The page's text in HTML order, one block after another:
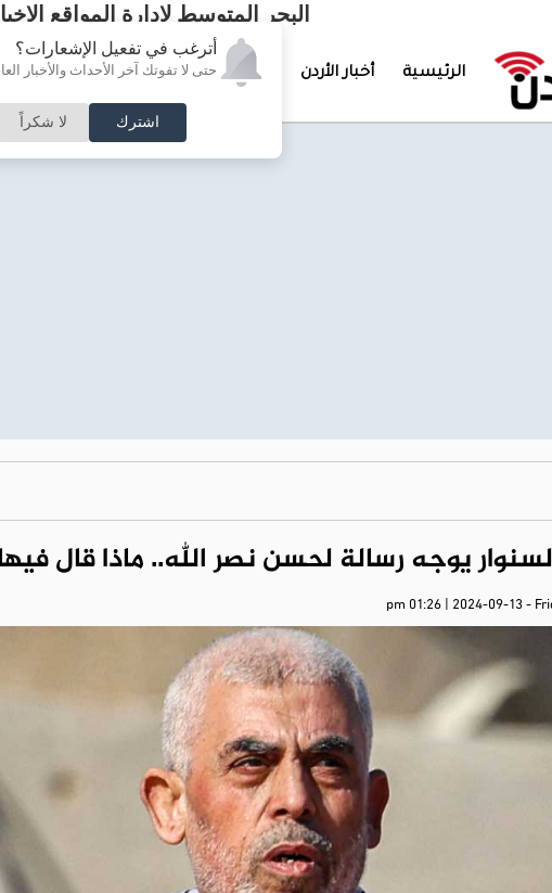
أترغب في تفعيل الإشعارات؟
حتى لا تفوتك آخر الأحداث والأخبار
اشترك لا شكراً
البحر المتوسط لإدارة المواقع
الرئيسية أخبار الأردن تغطيات خاصة لقاء الأسبوع
يوجه رسالة لحسن نصر الله.. ماذا قال
pm 01:26 | 2024-09-13 -